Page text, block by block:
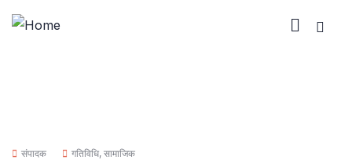
संपादक गतिविधि, सामाजिक